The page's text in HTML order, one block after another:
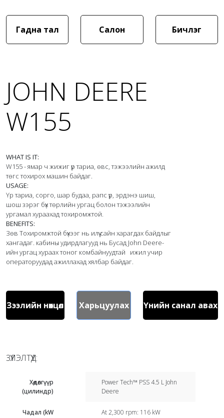
Гадна тал Салон Бичлэг
JOHN DEERE
W155
WHAT IS IT:
W155 - ямар ч жижиг үр тариа, өвс, тэжээлийн ажилд
USAGE:
Үр тариа, сорго, шар будаа, рапс үр, эрдэнэ шиш,
шош зэрэг бүх төрлийн ургац болон тэжээлийн
BENEFITS:
Зөв Тохиромжтой бүхээг нь илүү сайн харагдах байдлыг
хангадаг. кабины удирдлагууд нь Бусад John Deere-
ийн ургац хураах тоног комбайнуудтай   ижил учир
операторуудад ажиллахад хялбар байдаг.
Зээлийн нөхцөл Харьцуулах Үнийн санал авах
ЗҮҮЛЭЛТҮҮД:
Хөдөлгүүр
(цилиндр)
Power Tech™ PSS 4.5 L John
Deere
Чадал (kW
At 2,300 rpm: 116 kW